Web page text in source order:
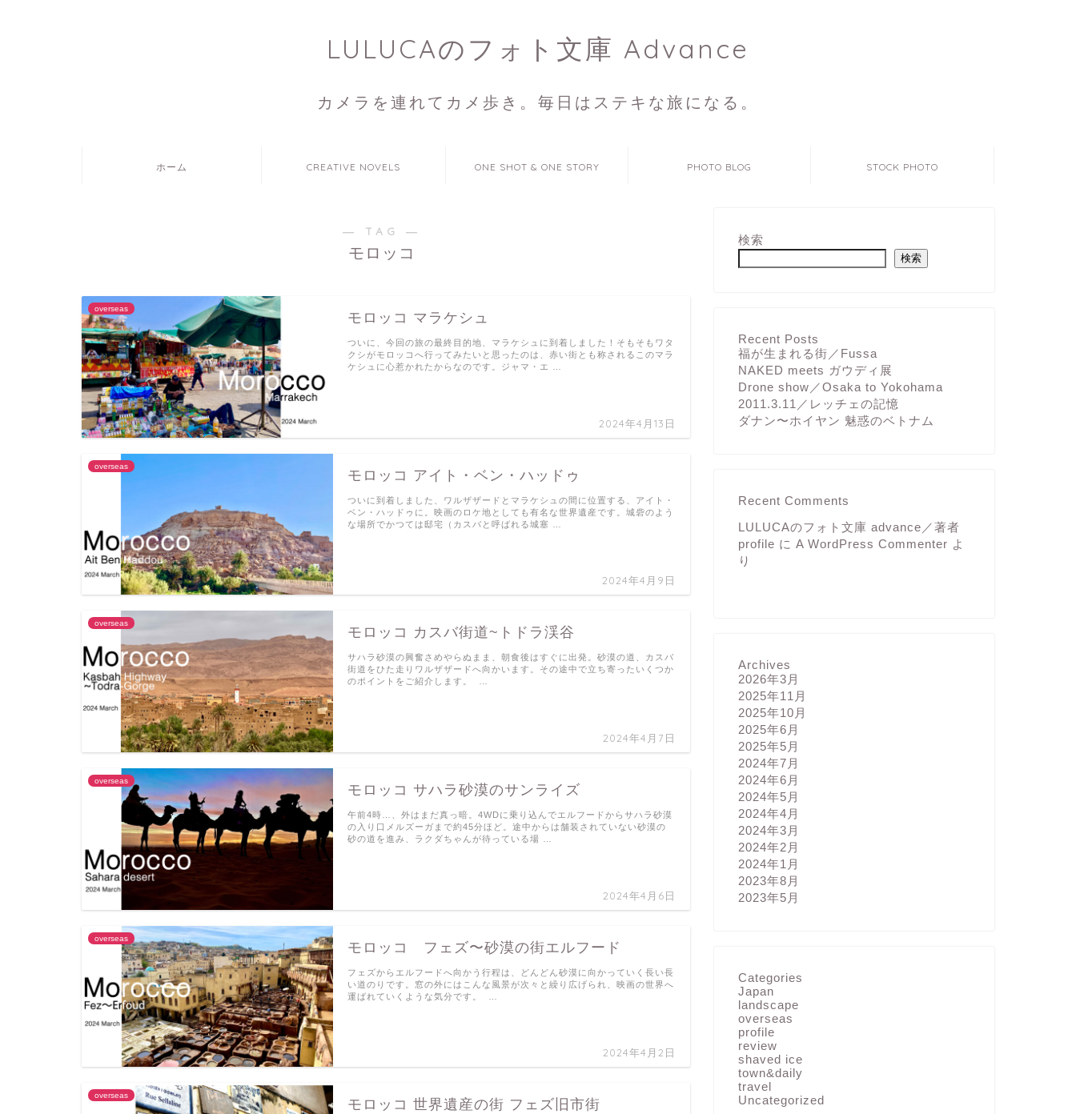
LULUCAのフォト文庫 Advance
カメラを連れてカメ歩き。毎日はステキな旅になる。
ホーム CREATIVE NOVELS ONE SHOT & ONE STORY PHOTO BLOG STOCK PHOTO
― TAG ―
モロッコ
overseas
モロッコ マラケシュ
2024年4月13日
ついに、今回の旅の最終目的地、マラケシュに到着しました！そもそもワタ
クシがモロッコへ行ってみたいと思ったのは、赤い街とも称されるこのマラ
ケシュに心惹かれたからなのです。ジャマ・エ …
overseas
モロッコ アイト・ベン・ハッドゥ
2024年4月9日
ついに到着しました、ワルザザードとマラケシュの間に位置する、アイト・
ベン・ハッドゥに。映画のロケ地としても有名な世界遺産です。城砦のよう
な場所でかつては邸宅（カスバと呼ばれる城塞 …
overseas
モロッコ カスバ街道~トドラ渓谷
2024年4月7日
サハラ砂漠の興奮さめやらぬまま、朝食後はすぐに出発。砂漠の道、カスバ
街道をひた走りワルザザードへ向かいます。その途中で立ち寄ったいくつか
のポイントをご紹介します。 …
overseas
モロッコ サハラ砂漠のサンライズ
2024年4月6日
午前4時…、外はまだ真っ暗。4WDに乗り込んでエルフードからサハラ砂漠
の入り口メルズーガまで約45分ほど。途中からは舗装されていない砂漠の
砂の道を進み、ラクダちゃんが待っている場 …
overseas
モロッコ フェズ〜砂漠の街エルフード
2024年4月2日
フェズからエルフードへ向かう行程は、どんどん砂漠に向かっていく長い長
い道のりです。窓の外にはこんな風景が次々と繰り広げられ、映画の世界へ
運ばれていくような気分です。 …
overseas
モロッコ 世界遺産の街 フェズ旧市街
検索
検索
Recent Posts
福が生まれる街／Fussa
NAKED meets ガウディ展
Drone show／Osaka to Yokohama
2011.3.11／レッチェの記憶
ダナン〜ホイヤン 魅惑のベトナム
Recent Comments
LULUCAのフォト文庫 advance／著者
profile に A WordPress Commenter よ
り
Archives
2026年3月
2025年11月
2025年10月
2025年6月
2025年5月
2024年7月
2024年6月
2024年5月
2024年4月
2024年3月
2024年2月
2024年1月
2023年8月
2023年5月
Categories
Japan
landscape
overseas
profile
review
shaved ice
town&daily
travel
Uncategorized